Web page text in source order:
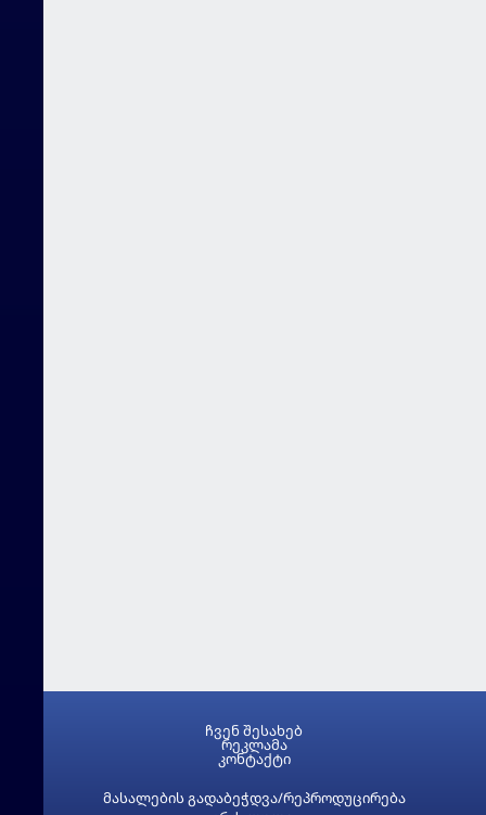
მასალების გადაბეჭდვა/რეპროდუცირება
ჩვენ შესახებ
რეკლამა
კონტაქტი